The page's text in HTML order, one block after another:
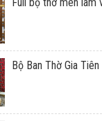
Bộ Ban Thờ Gia